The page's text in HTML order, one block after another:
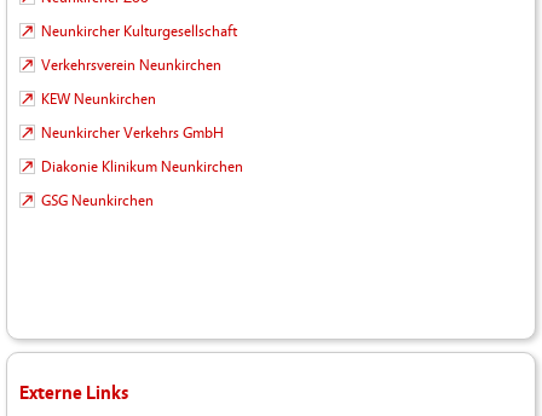
Neunkircher Kulturgesellschaft
Verkehrsverein Neunkirchen
KEW Neunkirchen
Neunkircher Verkehrs GmbH
Diakonie Klinikum Neunkirchen
GSG Neunkirchen
Externe Links